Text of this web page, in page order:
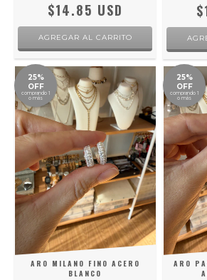
$14.85 USD
25%
OFF
comprando 1
o más
ARO MILANO FINO ACERO
BLANCO
25%
OFF
comprando 1
o más
ARO